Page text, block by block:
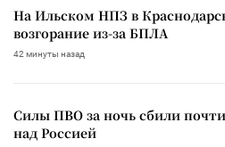
На Ильском НПЗ в
возгорание из-за БПЛА
42 минуты назад
Силы ПВО за ночь сбили
над Россией